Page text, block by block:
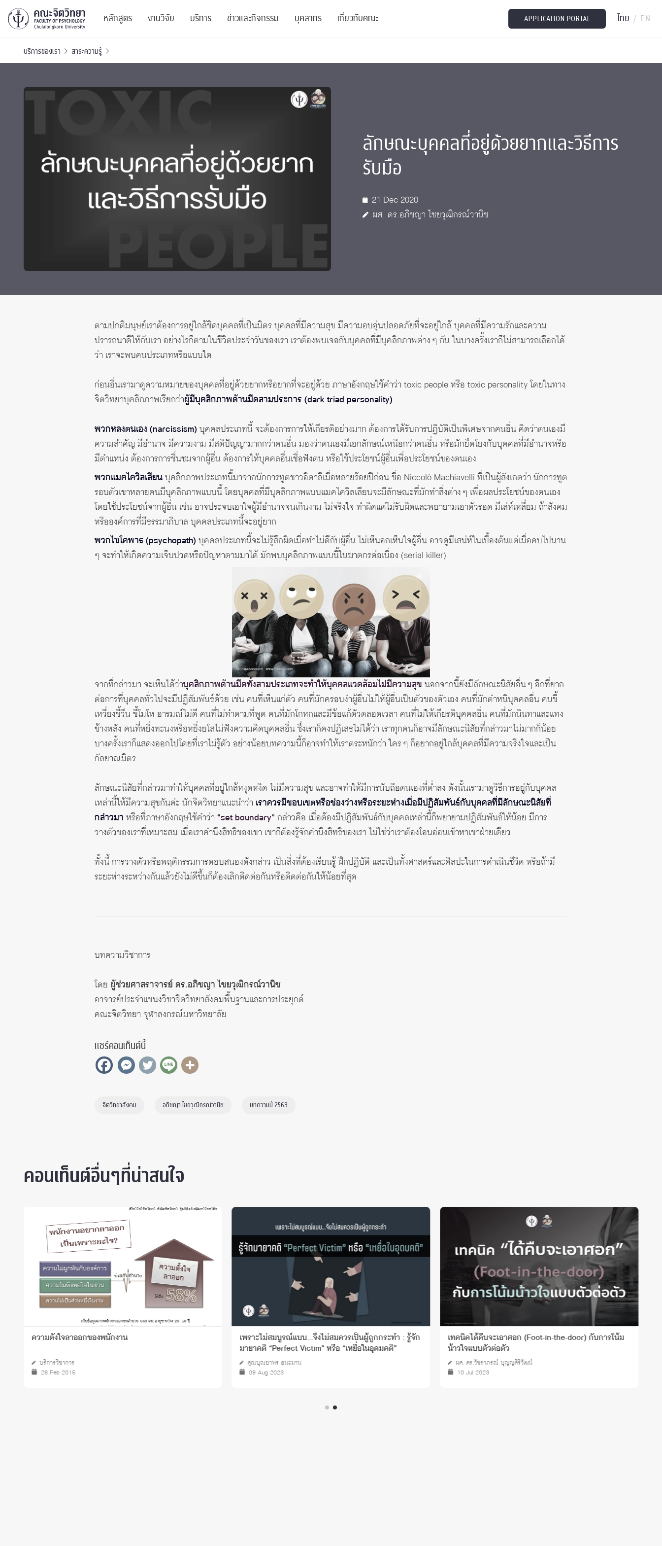
หลักสูตร
นิสิตปัจจุบัน
งานวิจัย
ทรัพยากรและสิ่งสนับสนุน
งานประชุมวิชาการระดับนานาชาติ
SSBW Activities
บริการ
บริการวิชาการ
ศูนย์จิตวิทยาเพื่อประสิทธิภาพองค์กร
Life Di
CU Radio
ข่าวและกิจกรรม
ข่าวประชาสัมพันธ์
ตำแหน่งงาน
บุคลากร
เจ้าหน้าที่
เกี่ยวกับคณะ
บริจาค
รายงานประจำปี
Intranet
APPLICATION PORTAL ไทย / EN
บริการของเรา สาระความรู้
ลักษณะบุคคลที่อยู่ด้วยยากและวิธีการ
รับมือ
21 Dec 2020
ผศ. ดร.อภิชญา ไชยวุฒิกรณ์วานิช
ตามปกติมนุษย์เราต้องการอยู่ใกล้ชิดบุคคลที่เป็นมิตร บุคคลที่มีความสุข มีความอบอุ่นปลอดภัยที่จะอยู่ใกล้ บุคคลที่มีความรักและความ
ปรารถนาดีให้กับเรา อย่างไรก็ตามในชีวิตประจำวันของเรา เราต้องพบเจอกับบุคคลที่มีบุคลิกภาพต่าง ๆ กัน ในบางครั้งเราก็ไม่สามารถเลือกได้
ว่า เราจะพบคนประเภทหรือแบบใด
ก่อนอื่นเรามาดูความหมายของบุคคลที่อยู่ด้วยยากหรือยากที่จะอยู่ด้วย ภาษาอังกฤษใช้คำว่า toxic people หรือ toxic personality โดยในทาง
จิตวิทยาบุคลิกภาพเรียกว่าผู้มีบุคลิกภาพด้านมืดสามประการ (dark triad personality)
พวกหลงตนเอง (narcissism) บุคคลประเภทนี้ จะต้องการการให้เกียรติอย่างมาก ต้องการได้รับการปฏิบัติเป็นพิเศษจากคนอื่น คิดว่าตนเองมี
ความสำคัญ มีอำนาจ มีความงาม มีสติปัญญามากกว่าคนอื่น มองว่าตนเองมีเอกลักษณ์เหนือกว่าคนอื่น หรือมักยึดโยงกับบุคคลที่มีอำนาจหรือ
มีตำแหน่ง ต้องการการชื่นชมจากผู้อื่น ต้องการให้บุคคลอื่นเชื่อฟังตน หรือใช้ประโยชน์ผู้อื่นเพื่อประโยชน์ของตนเอง
พวกแมคไควิลเลียนบุคลิกภาพประเภทนี้มาจากนักการทูตชาวอิตาลีเมื่อหลายร้อยปีก่อน ชื่อ Niccolò Machiavelli ที่เป็นผู้สังเกตว่า นักการทูต
รอบตัวเขาหลายคนมีบุคลิกภาพแบบนี้ โดยบุคคลที่มีบุคลิกภาพแบบแมคไควิลเลียนจะมีลักษณะที่มักทำสิ่งต่าง ๆ เพื่อผลประโยชน์ของตนเอง
โดยใช้ประโยชน์จากผู้อื่น เช่น อาจประจบเอาใจผู้มีอำนาจจนเกินงาม ไม่จริงใจ ทำผิดแต่ไม่รับผิดและพยายามเอาตัวรอด มีเล่ห์เหลี่ยม ถ้าสังคม
หรือองค์การที่มีธรรมาภิบาล บุคคลประเภทนี้จะอยู่ยาก
พวกไซโคพาธ (psychopath) บุคคลประเภทนี้จะไม่รู้สึกผิดเมื่อทำไม่ดีกับผู้อื่น ไม่เห็นอกเห็นใจผู้อื่น อาจดูมีเสน่ห์ในเบื้องต้นแต่เมื่อคบไปนาน
ๆ จะทำให้เกิดความเจ็บปวดหรือปัญหาตามมาได้ มักพบบุคลิกภาพแบบนี้ในฆาตกรต่อเนื่อง (serial killer)
จากที่กล่าวมา จะเห็นได้ว่าบุคลิกภาพด้านมืดทั้งสามประเภทจะทำให้บุคคลแวดล้อมไม่มีความสุข นอกจากนี้ยังมีลักษณะนิสัยอื่น ๆ อีกที่ยาก
ต่อการที่บุคคลทั่วไปจะมีปฏิสัมพันธ์ด้วย เช่น คนที่เห็นแก่ตัว คนที่มักครอบงำผู้อื่นไม่ให้ผู้อื่นเป็นตัวของตัวเอง คนที่มักตำหนิบุคคลอื่น คนขี้
เหวี่ยงขี้วีน ขี้โมโห อารมณ์ไม่ดี คนที่ไม่ทำตามที่พูด คนที่มักโกหกและมีข้อแก้ตัวตลอดเวลา คนที่ไม่ให้เกียรติบุคคลอื่น คนที่มักนินทาและแทง
ข้างหลัง คนที่หยิ่งทะนงหรือหยิ่งยโสไม่ฟังความคิดบุคคลอื่น ซึ่งเราก็คงปฏิเสธไม่ได้ว่า เราทุกคนก็อาจมีลักษณะนิสัยที่กล่าวมาไม่มากก็น้อย
บางครั้งเราก็แสดงออกไปโดยที่เราไม่รู้ตัว อย่างน้อยบทความนี้ก็อาจทำให้เราตระหนักว่า ใคร ๆ ก็อยากอยู่ใกล้บุคคลที่มีความจริงใจและเป็น
กัลยาณมิตร
ลักษณะนิสัยที่กล่าวมาทำให้บุคคลที่อยู่ใกล้หงุดหงิด ไม่มีความสุข และอาจทำให้มีการนับถือตนเองที่ต่ำลง ดังนั้นเรามาดูวิธีการอยู่กับบุคคล
เหล่านี้ให้มีความสุขกันค่ะ นักจิตวิทยาแนะนำว่า เราควรมีขอบเขตหรือช่องว่างหรือระยะห่างเมื่อมีปฏิสัมพันธ์กับบุคคลที่มีลักษณะนิสัยที่
กล่าวมา หรือที่ภาษาอังกฤษใช้คำว่า “set boundary” กล่าวคือ เมื่อต้องมีปฏิสัมพันธ์กับบุคคลเหล่านี้ก็พยายามปฏิสัมพันธ์ให้น้อย มีการ
วางตัวของเราที่เหมาะสม เมื่อเราคำนึงสิทธิของเขา เขาก็ต้องรู้จักคำนึงสิทธิของเรา ไม่ใช่ว่าเราต้องโอนอ่อนเข้าหาเขาฝ่ายเดียว
ทั้งนี้ การวางตัวหรือพฤติกรรมการตอบสนองดังกล่าว เป็นสิ่งที่ต้องเรียนรู้ ฝึกปฏิบัติ และเป็นทั้งศาสตร์และศิลปะในการดำเนินชีวิต หรือถ้ามี
ระยะห่างระหว่างกันแล้วยังไม่ดีขึ้นก็ต้องเลิกติดต่อกันหรือติดต่อกันให้น้อยที่สุด
บทความวิชาการ
โดย ผู้ช่วยศาสราจารย์ ดร.อภิชญา ไชยวุฒิกรณ์วานิช
อาจารย์ประจำแขนงวิชาจิตวิทยาสังคมพื้นฐานและการประยุกต์
คณะจิตวิทยา จุฬาลงกรณ์มหาวิทยาลัย
แชร์คอนเท็นต์นี้
จิตวิทยาสังคม อภิชญา ไชยวุฒิกรณ์วานิช บทความปี 2563
คอนเท็นต์อื่นๆที่น่าสนใจ
Ethnocentrism - คติชาติพันธุ์นิยม
24 Jul 2026
ความตั้งใจลาออกของพนักงาน
บริการวิชาการ
28 Feb 2015
เพราะไม่สมบูรณ์แบบ...จึงไม่สมควรเป็นผู้ถูกกระทำ : รู้จัก
มายาคติ “Perfect Victim” หรือ “เหยื่อในอุดมคติ”
คุณบุณยาพร อนะมาน
09 Aug 2023